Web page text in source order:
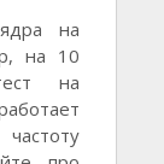
на
на 10
на